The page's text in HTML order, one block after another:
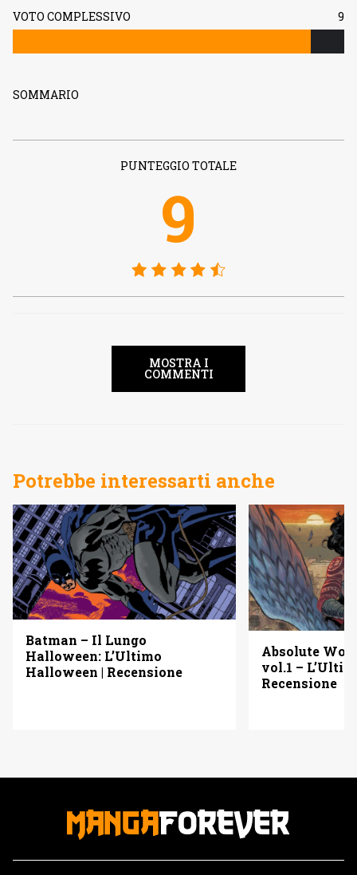
VOTO COMPLESSIVO
9
SOMMARIO
PUNTEGGIO TOTALE
9
MOSTRA I
COMMENTI
Potrebbe interessarti anche
Batman – Il Lungo
Halloween: L’Ultimo
Halloween | Recensione
Absolute
vol.1 –
Recensione